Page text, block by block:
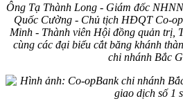
Ông Tạ Thành Long - Giám đốc
Quốc Cường - Chủ tịch HĐQT Co-
Minh - Thành viên Hội đồng quản trị,
cùng các đại biểu cắt băng khánh
chi nhánh Bắc